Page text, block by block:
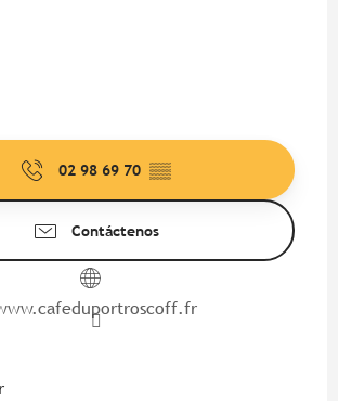
02 98 69 70 ▒▒
Contáctenos